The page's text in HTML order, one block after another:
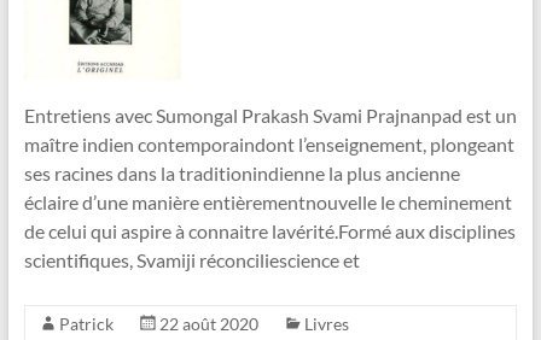
Entretiens avec Sumongal Prakash Svami Prajnanpad est un
maître indien contemporaindont l’enseignement, plongeant
ses racines dans la traditionindienne la plus ancienne
éclaire d’une manière entièrementnouvelle le cheminement
de celui qui aspire à connaitre lavérité.Formé aux disciplines
scientifiques, Svamiji réconciliescience et
Patrick 22 août 2020
Livres